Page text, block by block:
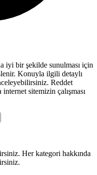
iyi bir şekilde sunulması için
Konuyla ilgili detaylı
Reddet
sitemizin çalışması
Her kategori hakkında